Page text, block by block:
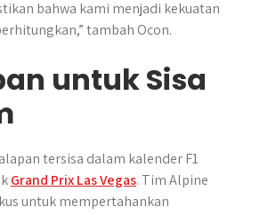
bahwa kami menjadi kekuatan
tambah Ocon.
untuk Sisa
tersisa dalam kalender F1
Grand Prix Las Vegas. Tim Alpine
untuk mempertahankan